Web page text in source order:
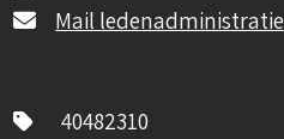
Mail ledenadministratie
40482310